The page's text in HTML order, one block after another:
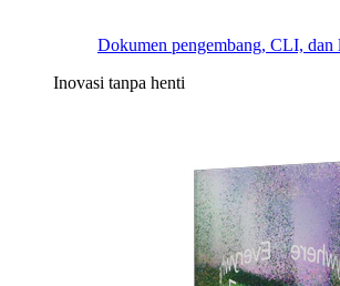
Dokumen pengembang, CLI, dan
Inovasi tanpa henti